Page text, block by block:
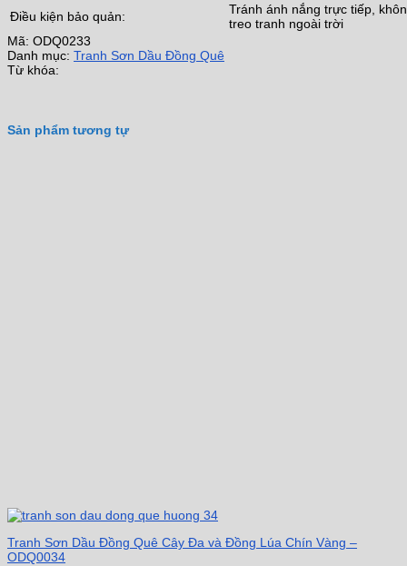
Điều kiện bảo quản:
Tránh ánh nắng trực tiếp,
treo tranh ngoài trời
Mã: ODQ0233
Danh mục: Tranh Sơn Dầu Đồng Quê
Từ khóa:
Sản phẩm tương tự
Tranh Sơn Dầu Đồng Quê Cây Đa và Đồng Lúa Chín Vàng –
ODQ0034